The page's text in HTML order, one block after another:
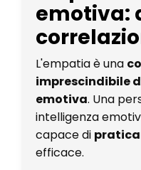
emotiva:
L'empatia è una
imprescindibile
emotiva. Una
intelligenza
capace di
efficace.